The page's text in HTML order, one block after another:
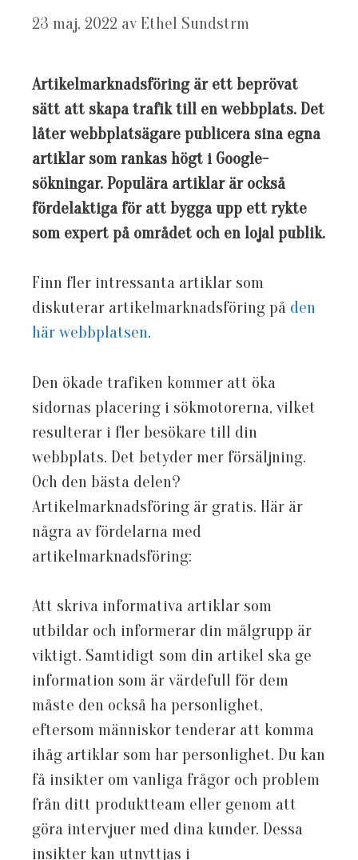
23 maj, 2022 av Ethel Sundstrm
Artikelmarknadsföring är ett beprövat
sätt att skapa trafik till en webbplats. Det
låter webbplatsägare publicera sina egna
artiklar som rankas högt i Google-
sökningar. Populära artiklar är också
fördelaktiga för att bygga upp ett rykte
som expert på området och en lojal publik.
Finn fler intressanta artiklar som
diskuterar artikelmarknadsföring på den
här webbplatsen.
Den ökade trafiken kommer att öka
sidornas placering i sökmotorerna, vilket
resulterar i fler besökare till din
webbplats. Det betyder mer försäljning.
Och den bästa delen?
Artikelmarknadsföring är gratis. Här är
några av fördelarna med
artikelmarknadsföring:
Att skriva informativa artiklar som
utbildar och informerar din målgrupp är
viktigt. Samtidigt som din artikel ska ge
information som är värdefull för dem
måste den också ha personlighet,
eftersom människor tenderar att komma
ihåg artiklar som har personlighet. Du kan
få insikter om vanliga frågor och problem
från ditt produktteam eller genom att
göra intervjuer med dina kunder. Dessa
insikter kan utnyttjas i